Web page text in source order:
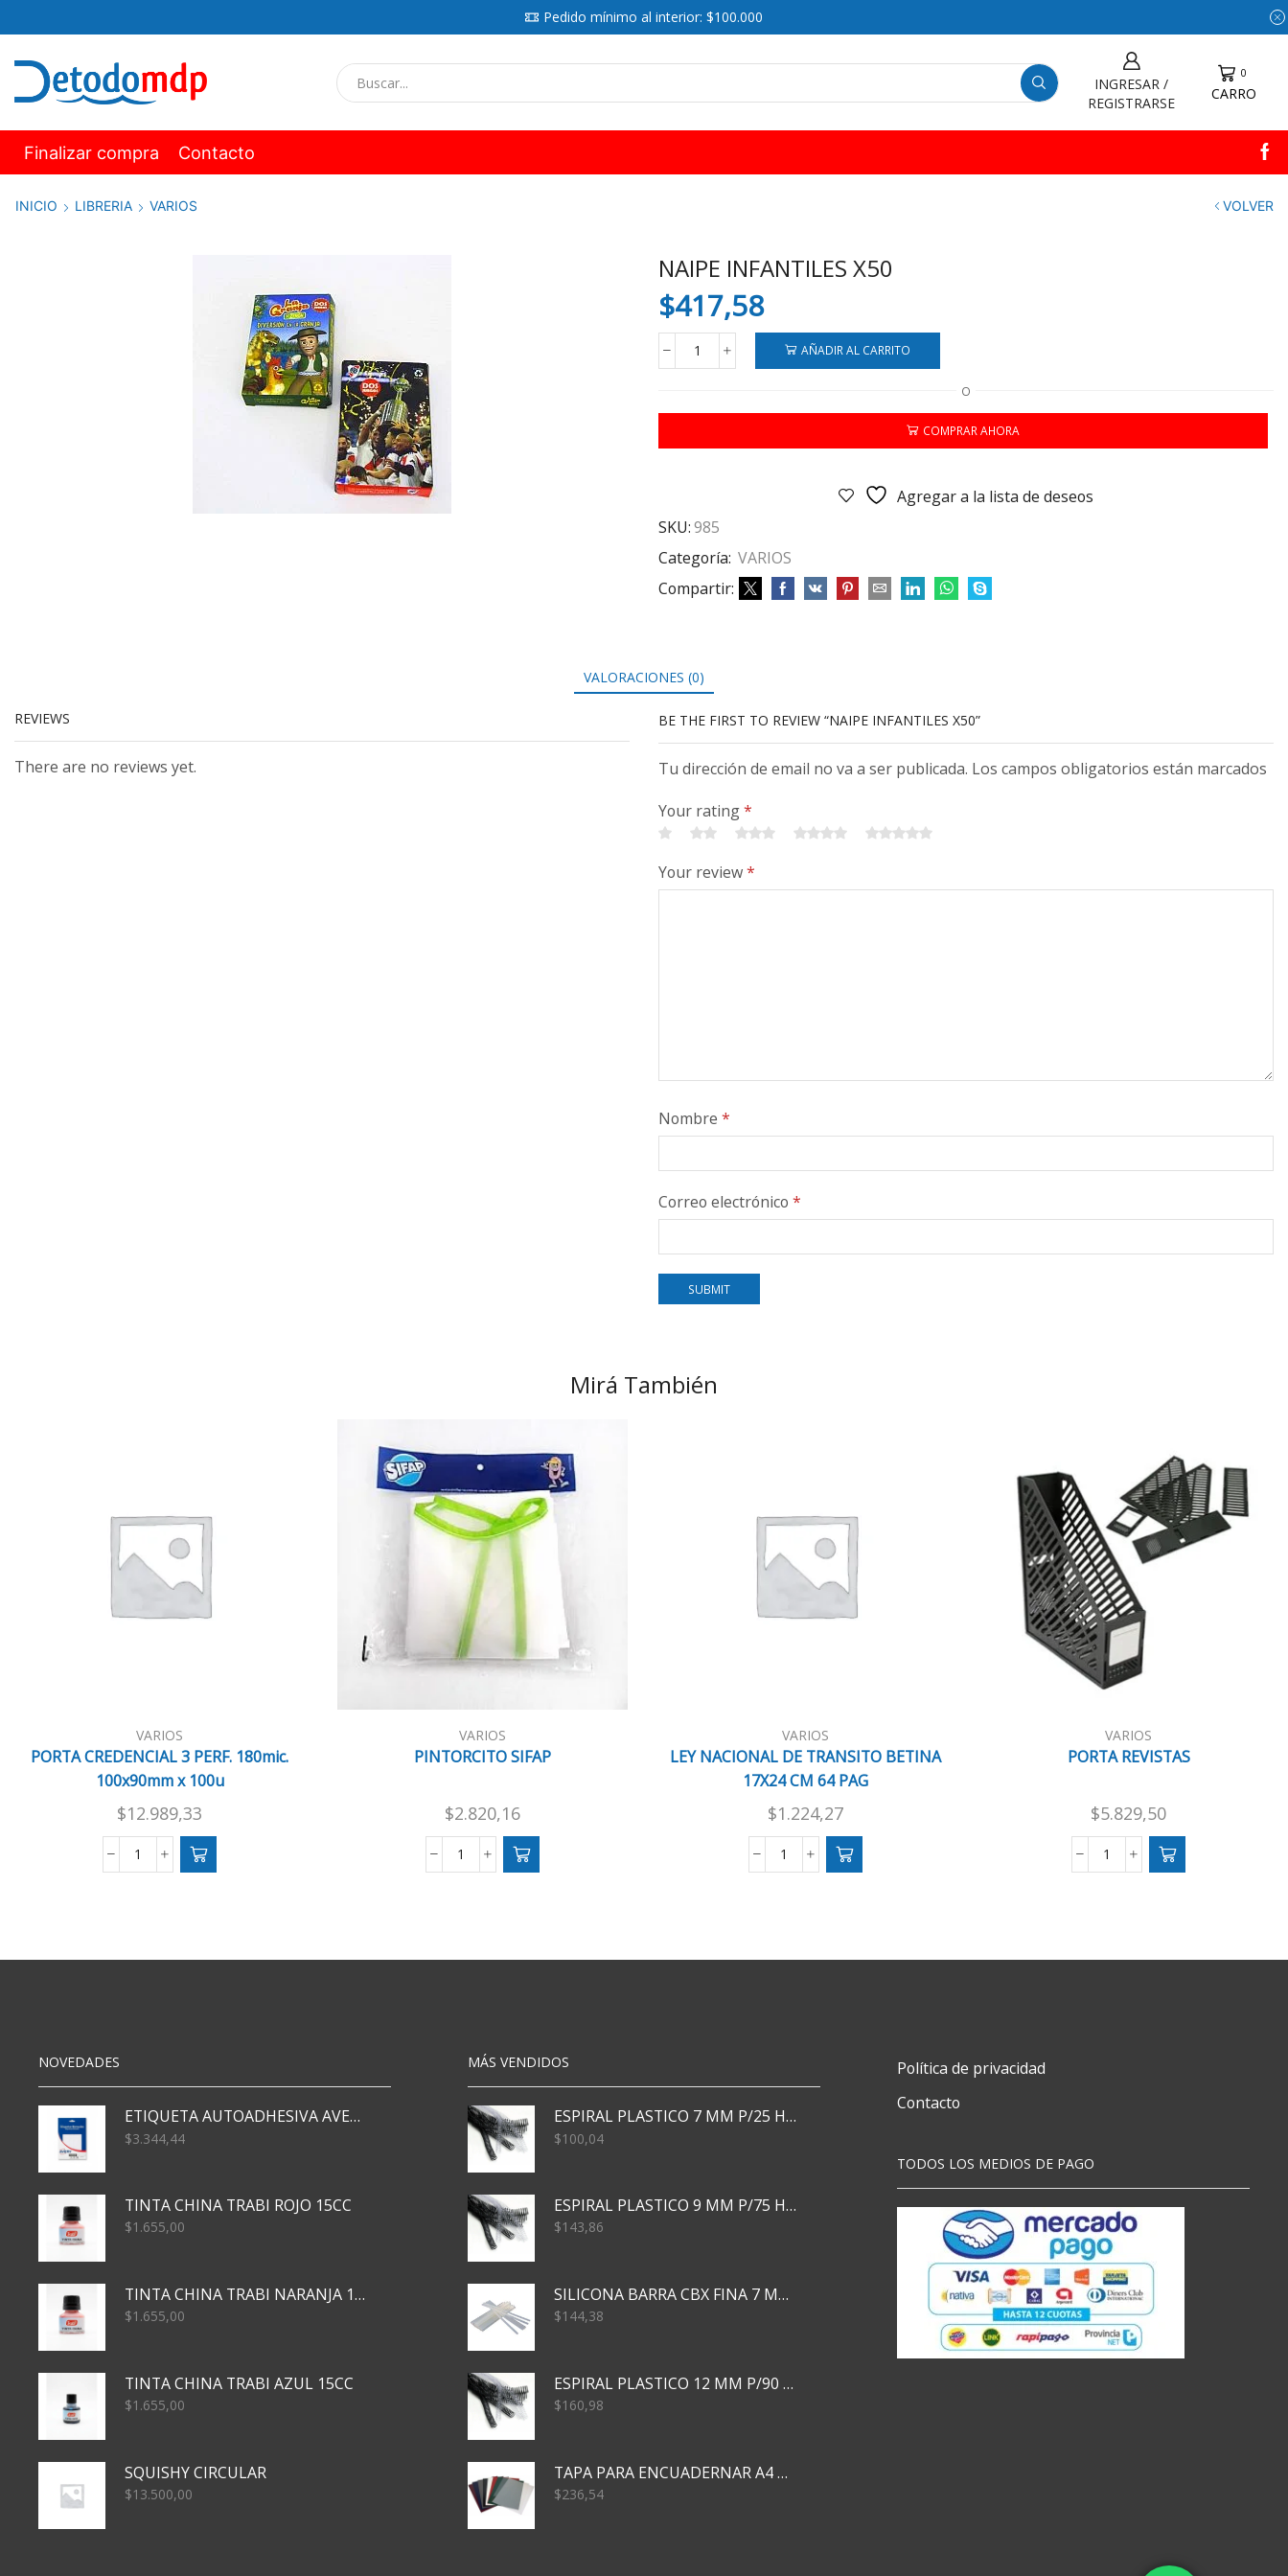
Pedido mínimo al interior: $100.000
INGRESAR /
REGISTRARSE
0
CARRO
Finalizar compra Contacto
INICIO LIBRERIA VARIOS VOLVER
NAIPE INFANTILES X50
$417,58
NAIPE
cantidad
AÑADIR AL CARRITO
O
COMPRAR AHORA
Agregar a la lista de deseos
SKU:985
Categoría: VARIOS
Compartir:
VALORACIONES (0)
REVIEWS
There are no reviews yet.
BE THE FIRST TO REVIEW “NAIPE INFANTILES X50”
Tu dirección de email no va a ser publicada. Los campos obligatorios están marcados
Your rating*
Your review*
Nombre *
Correo electrónico *
Mirá También
VARIOS
PORTA CREDENCIAL 3 PERF. 180mic.
100x90mm x 100u
$12.989,33
PORTA
100x90mm
VARIOS
PINTORCITO SIFAP
$2.820,16
PINTORCITO
VARIOS
LEY NACIONAL DE TRANSITO BETINA
17X24 CM 64 PAG
$1.224,27
LEY
17X24
VARIOS
PORTA REVISTAS
$5.829,50
PORTA
NOVEDADES
ETIQUETA AUTOADHESIVA AVERY 3026 30H 20 X 70
$3.344,44
TINTA CHINA TRABI ROJO 15CC
$1.655,00
TINTA CHINA TRABI NARANJA 15CC
$1.655,00
TINTA CHINA TRABI AZUL 15CC
$1.655,00
SQUISHY CIRCULAR
$13.500,00
MÁS VENDIDOS
ESPIRAL PLASTICO 7 MM P/25 HJS X50x3000
$100,04
ESPIRAL PLASTICO 9 MM P/75 HJS X50X2400
$143,86
SILICONA BARRA CBX FINA 7 MM 28 CM
$144,38
ESPIRAL PLASTICO 12 MM P/90 HJS X50X1500
$160,98
TAPA PARA ENCUADERNAR A4 TRANSP x50x500
$236,54
Política de privacidad
Contacto
TODOS LOS MEDIOS DE PAGO